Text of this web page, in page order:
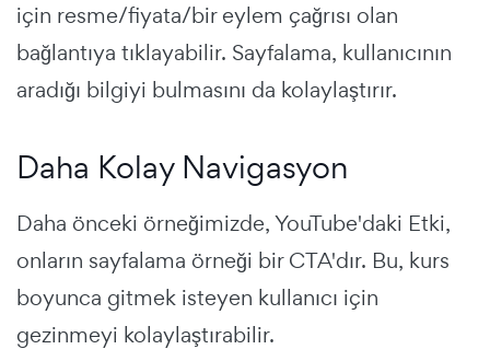
için resme/fiyata/bir eylem çağrısı olan
bağlantıya tıklayabilir. Sayfalama, kullanıcının
aradığı bilgiyi bulmasını da kolaylaştırır.
Daha Kolay Navigasyon
Daha önceki örneğimizde, YouTube'daki Etki,
onların sayfalama örneği bir CTA'dır. Bu, kurs
boyunca gitmek isteyen kullanıcı için
gezinmeyi kolaylaştırabilir.